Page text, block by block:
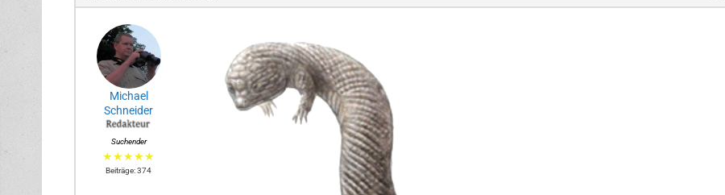
Michael
Schneider
Suchender
★★★★★
Beiträge: 374